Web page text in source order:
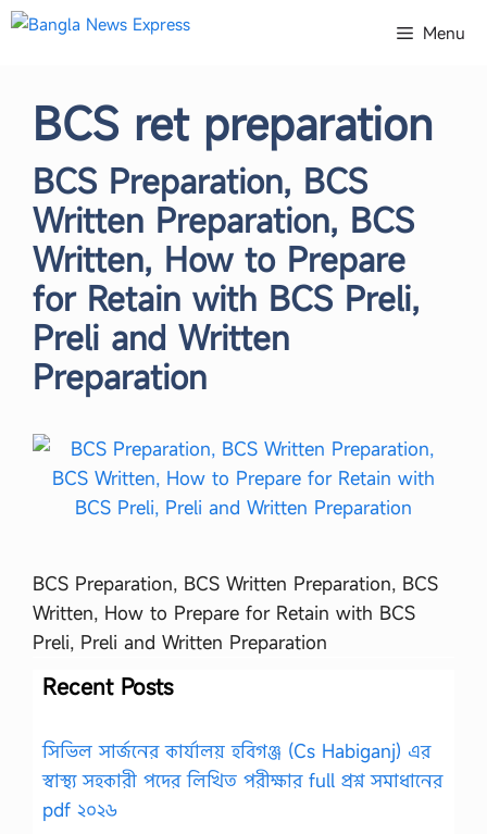
Skip
Menu
BCS ret preparation
BCS Preparation, BCS
Written Preparation, BCS
Written, How to Prepare
for Retain with BCS Preli,
Preli and Written
Preparation
BCS Preparation, BCS Written Preparation, BCS
Written, How to Prepare for Retain with BCS
Preli, Preli and Written Preparation
Recent Posts
সিভিল সার্জনের কার্যালয় হবিগঞ্জ (Cs Habiganj) এর
স্বাস্থ্য সহকারী পদের লিখিত পরীক্ষার full প্রশ্ন সমাধানের
pdf ২০২৬